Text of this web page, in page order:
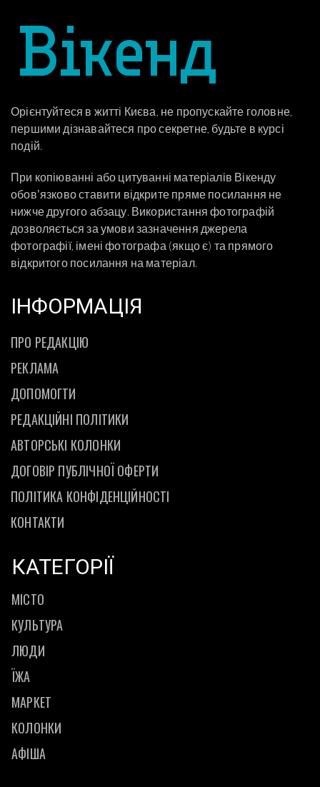
Орієнтуйтеся в житті Києва, не пропускайте головне,
першими дізнавайтеся про секретне, будьте в курсі
подій.
При копіюванні або цитуванні матеріалів Вікенду
обовʼязково ставити відкрите пряме посилання не
нижче другого абзацу. Використання фотографій
дозволяється за умови зазначення джерела
фотографії, імені фотографа (якщо є) та прямого
відкритого посилання на матеріал.
ІНФОРМАЦІЯ
ПРО РЕДАКЦІЮ
РЕКЛАМА
ДОПОМОГТИ
РЕДАКЦІЙНІ ПОЛІТИКИ
АВТОРСЬКІ КОЛОНКИ
ДОГОВІР ПУБЛІЧНОЇ ОФЕРТИ
ПОЛІТИКА КОНФІДЕНЦІЙНОСТІ
КОНТАКТИ
КАТЕГОРІЇ
МІСТО
КУЛЬТУРА
ЛЮДИ
ЇЖА
МАРКЕТ
КОЛОНКИ
АФІША